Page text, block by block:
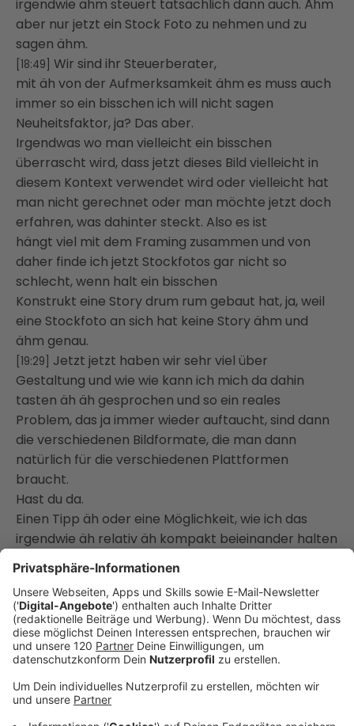
irgendwie ähm steuert tatsächlich dann auch. Ähm
aber nur jetzt ein Stock Foto zu nehmen und zu
sagen ähm.
[18:49] Wir sind ihr Steuerberater,
mit äh von der Aufmerksamkeit ähm es muss auch
immer so ein bisschen ich will nicht sagen
Neuheitsfaktor, ja? Das aber.
Irgendwas wo man vielleicht ein bisschen
überrascht wird, dass jetzt dieses Bild vielleicht in
diesem Kontext verwendet wird oder vielleicht hat
man nicht gerechnet oder man möchte jetzt doch
erfahren, was dahinter steckt. Also es ist
hängt viel mit dem Framing zusammen und von
daher finde ich jetzt Stockfotos gar nicht so
schlecht, wenn halt ein bisschen
Konstrukt eine Story drum rum gebaut hat, ja, weil
eine Stockfoto an sich hat keine Story ähm und
ähm genau.
[19:29]
Jetzt jetzt haben wir sehr viel über
Gestaltung und wie wie kann ich mich da dahin
tasten äh äh gesprochen und so ein reales
Problem, das ja immer wieder auftaucht, sind dann
die verschiedenen Bildformate, die man dann
natürlich für die verschiedenen Plattformen
braucht.
Hast du da.
Einen Tipp äh oder eine Möglichkeit, wie ich das
irgendwie äh relativ äh kompakt beieinander halten
kann, weil mitunter Querformat, Quadrat,
Hochformat, verschiedene Pixelmasse äh ist
wahrscheinlich Arbeit.
Ja, es ähm ist aber tatsächlich ähm ich
also wenn ich jetzt eingeschränkt bin, dann gehe
ich eigentlich immer auf ähm eins zu eins. Also
Square, weil das funktioniert eigentlich immer. Mein
Lieblingsformat ist aktuell ähm das äh Hochformat.